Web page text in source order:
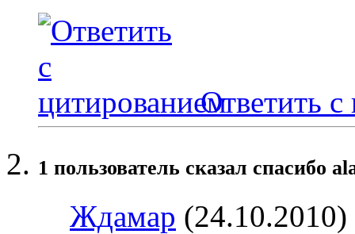
Ответить с
1 пользователь сказал cпасибо
Ждамар (24.10.2010)